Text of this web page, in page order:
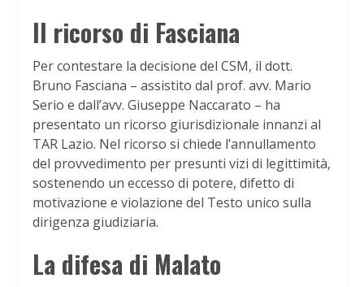
Il ricorso di Fasciana
Per contestare la decisione del CSM, il dott.
Bruno Fasciana – assistito dal prof. avv. Mario
Serio e dall’avv. Giuseppe Naccarato – ha
presentato un ricorso giurisdizionale innanzi al
TAR Lazio. Nel ricorso si chiede l’annullamento
del provvedimento per presunti vizi di legittimità,
sostenendo un eccesso di potere, difetto di
motivazione e violazione del Testo unico sulla
dirigenza giudiziaria.
La difesa di Malato